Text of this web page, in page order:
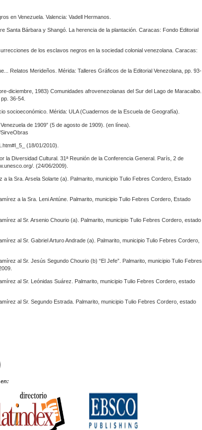
en Venezuela. Valencia: Vadell Hermanos.
Santa Bárbara y Shangó. La herencia de la plantación. Caracas: Fondo Editorial
de los esclavos negros en la sociedad colonial venezolana. Caracas:
Relatos Merideños. Mérida: Talleres Gráficos de la Editorial Venezolana, pp. 93-
diciembre, 1983) Comunidades afrovenezolanas del Sur del Lago de Maracaibo.
36-54.
socioeconómico. Mérida: ULA (Cuadernos de la Escuela de Geografía).
de 1909” (5 de agosto de 1909). (en línea).
(18/01/2010).
la Diversidad Cultural. 31ª Reunión de la Conferencia General. París, 2 de
. (24/06/2009).
a la Sra. Arsela Solarte (a). Palmarito, municipio Tulio Febres Cordero, Estado
a la Sra. Leni Antúne. Palmarito, municipio Tulio Febres Cordero, Estado
al Sr. Arsenio Chourio (a). Palmarito, municipio Tulio Febres Cordero, estado
al Sr. Gabriel Arturo Andrade (a). Palmarito, municipio Tulio Febres Cordero,
al Sr. Jesús Segundo Chourio (b) “El Jefe”. Palmarito, municipio Tulio Febres
al Sr. Leónidas Suárez. Palmarito, municipio Tulio Febres Cordero, estado
al Sr. Segundo Estrada. Palmarito, municipio Tulio Febres Cordero, estado